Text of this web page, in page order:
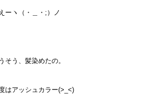
ーヽ（・＿・;）ノ
そう、髪染めたの。
はアッシュカラー(>_<)